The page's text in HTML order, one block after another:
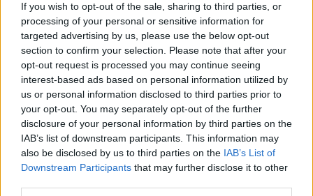
If you wish to opt-out of the sale, sharing to third parties, or
processing of your personal or sensitive information for
targeted advertising by us, please use the below opt-out
section to confirm your selection. Please note that after your
opt-out request is processed you may continue seeing
interest-based ads based on personal information utilized by
us or personal information disclosed to third parties prior to
your opt-out. You may separately opt-out of the further
disclosure of your personal information by third parties on the
IAB’s list of downstream participants. This information may
also be disclosed by us to third parties on the IAB’s List of
Downstream Participants that may further disclose it to other
Î.P.S. Pimen este infectat cu noul coronavirus. Un
elicopter SMURD îl va transfera la București
PREVIOUS ARTICLE
Un cadru universitar din Fălticeni s-a stins din viață.
Lectorul doctor Gabriela Rangu avea 50 de ani